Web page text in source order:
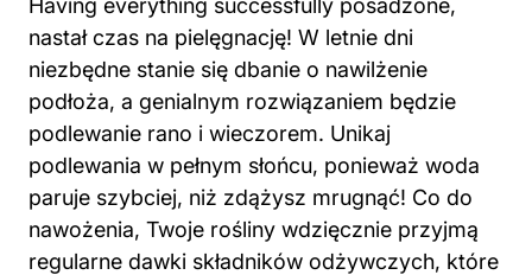
nastał czas na pielęgnację! W letnie dni
niezbędne stanie się dbanie o nawilżenie
podłoża, a genialnym rozwiązaniem będzie
podlewanie rano i wieczorem. Unikaj
podlewania w pełnym słońcu, ponieważ woda
paruje szybciej, niż zdążysz mrugnąć! Co do
nawożenia, Twoje rośliny wdzięcznie przyjmą
regularne dawki składników odżywczych, które